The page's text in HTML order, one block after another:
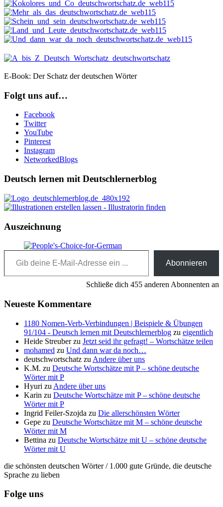
E-Book: Der Schatz der deutschen Wörter
Folgt uns auf…
Facebook
Twitter
YouTube
Pinterest
Instagram
NetworkedBlogs
Deutsch lernen mit Deutschlernerblog
Auszeichnung
Gib deine E-Mail-Adresse ein ...
Abonnieren
Schließe dich 455 anderen Abonnenten an
Neueste Kommentare
1180 Nomen-Verb-Verbindungen | Beispiele & Übungen
91/104 - Deutsch lernen mit Deutschlernerblog zu eigentlich
Heide Streuberzu Jetzt seid ihr gefragt! – Wortschätze teilen
mohamed zu Und dann war da noch…
deutschwortschatz zu Andere über uns
K.M. zu Deutsche Wortschätze mit P – schöne deutsche
Wörter mit P
Hyuri zu Andere über uns
Karin zu Deutsche Wortschätze mit P – schöne deutsche
Wörter mit P
Ingrid Feiler-Szojda zu Die allerschönsten Wörter
Gepe zu Deutsche Wortschätze mit M – schöne deutsche
Wörter mit M
Bettina zu Deutsche Wortschätze mit U – schöne deutsche
Wörter mit U
die schönsten deutschen Wörter / 1.000 gute Gründe, die deutsche
Sprache zu lieben
Folge uns